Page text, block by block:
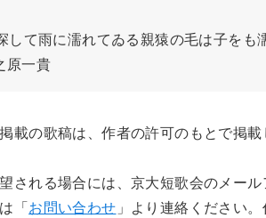
して雨に濡れてゐる親猿の毛は子をも
原一貴
載の歌稿は、作者の許可のもとで掲載
される場合には、京大短歌会のメール
「お問い合わせ 」より連絡ください